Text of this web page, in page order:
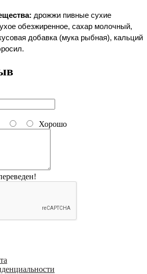
дрожжи пивные сухие
обезжиренное, сахар молочный,
добавка (мука рыбная), кальций
Хорошо